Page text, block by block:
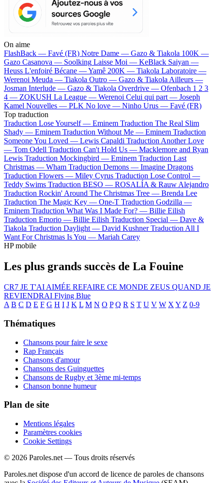
On aime
FlashBack — Favé (FR) Notre Dame — Gazo & Tiakola 100K —
Gazo Casanova — Soolking Laisse Moi — KeBlack Saiyan —
Heuss L'enfoiré Bécane —Yamê 200K — Tiakola Laboratoire —
Werenoi Meuda — Tiakola Outro — Gazo & TiakolaAilleurs —
Josman Interlude — Gazo & Tiakola Overdrive — Ofenbach 1 2 3
4 — ZOKUSH La League — Werenoi Celui qui part — Joseph
Kamel Nouvelles — PLK No love — Ninho Urus — Favé (FR)
Top traduction
Traduction Lose Yourself — Eminem Traduction The Real Slim
Shady — Eminem Traduction Without Me — Eminem Traduction
Someone You Loved — Lewis Capaldi Traduction Another Love
— Tom Odell Traduction Can't Hold Us — Macklemore and Ryan
Lewis Traduction Mockingbird — Eminem Traduction Last
Christmas — Wham Traduction Demons — Imagine Dragons
Traduction Flowers — Miley Cyrus Traduction Lose Control —
Teddy Swims Traduction BESO — ROSALÍA & Rauw Alejandro
Traduction Rockin' Around The Christmas Tree — Brenda Lee
Traduction The Magic Key — One-T Traduction Godzilla —
Eminem Traduction What Was I Made For? — Billie Eilish
Traduction Emorio — Billie Eilish Traduction Special — Dave &
Tiakola Traduction Daylight — David Kushner Traduction All I
Want For Christmas Is You — Mariah Carey
HP mobile
Les plus grands succès de La Fouine
CR7 JE T'AI AIMÉE REFAIRE CE MONDE ZEUS QUAND JE
REVIENDRAI Flying Blue
A B C D E F G H I J K L M N O P Q R S T U V W X Y Z 0-9
Thématiques
Chansons pour faire le sexe
Rap Français
Chansons d'amour
Chansons des Guinguettes
Chansons de Rugby et 3ème mi-temps
Chanson bonne humeur
Plan de site
Mentions légales
Paramètres cookies
Cookie Settings
© 2026 Paroles.net — Tous droits réservés
Paroles.net dispose d'un accord de licence de paroles de chansons